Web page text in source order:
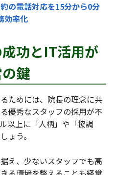
の電話対応を15分から0分
効率化
功とIT活用が
鍵
ためには、院長の理念に共
優秀なスタッフの採用が不
以上に「人柄」や「協調
ょう。
え、少ないスタッフでも高